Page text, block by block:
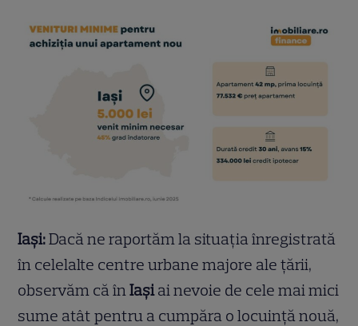
Iași:Dacă ne raportăm la situația înregistrată
în celelalte centre urbane majore ale țării,
observăm că înIașiai nevoie de cele mai mici
sume atât pentru a cumpăra o locuință nouă,